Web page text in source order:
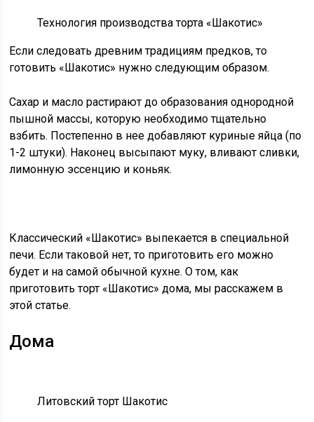
Технология производства торта «Шакотис»
Если следовать древним традициям предков, то
готовить «Шакотис» нужно следующим образом.
Сахар и масло растирают до образования однородной
пышной массы, которую необходимо тщательно
взбить. Постепенно в нее добавляют куриные яйца (по
1-2 штуки). Наконец высыпают муку, вливают сливки,
лимонную эссенцию и коньяк.
Классический «Шакотис» выпекается в специальной
печи. Если таковой нет, то приготовить его можно
будет и на самой обычной кухне. О том, как
приготовить торт «Шакотис» дома, мы расскажем в
этой статье.
Дома
Литовский торт Шакотис